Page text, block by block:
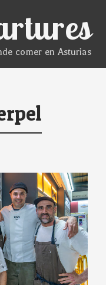
comer en Asturias